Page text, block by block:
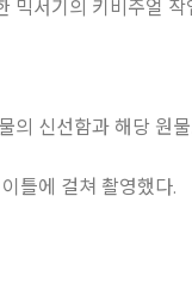
믹서기의 키비주얼
의 신선함과 해당 원
틀에 걸쳐 촬영했다.